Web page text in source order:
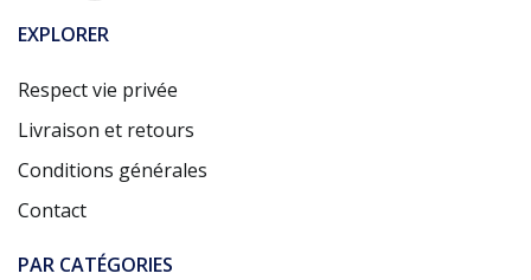
EXPLORER
Respect vie privée
Livraison et retours
Conditions générales
Contact
PAR CATÉGORIES